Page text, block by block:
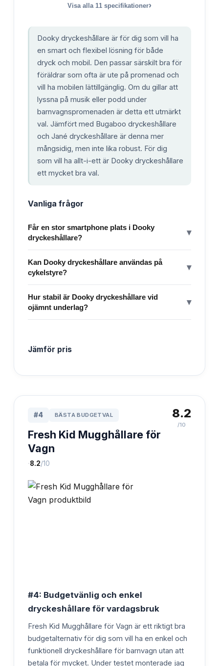
Visa alla 11 specifikationer›
Dooky dryckeshållare är för dig som vill ha
en smart och flexibel lösning för både
dryck och mobil. Den passar särskilt bra för
föräldrar som ofta är ute på promenad och
vill ha mobilen lättillgänglig. Om du gillar att
lyssna på musik eller podd under
barnvagnspromenaden är detta ett utmärkt
val. Jämfört med Bugaboo dryckeshållare
och Jané dryckeshållare är denna mer
mångsidig, men inte lika robust. För dig
som vill ha allt-i-ett är Dooky dryckeshållare
ett mycket bra val.
Vanliga frågor
Får en stor smartphone plats i Dooky
dryckeshållare?
▾
Kan Dooky dryckeshållare användas på
cykelstyre?
▾
Hur stabil är Dooky dryckeshållare vid
ojämnt underlag?
▾
Jämför pris
#4 BÄSTA BUDGETVAL
Fresh Kid Mugghållare för
Vagn
·8.2/10
8.2
/10
#4: Budgetvänlig och enkel
dryckeshållare för vardagsbruk
Fresh Kid Mugghållare för Vagn är ett riktigt bra
budgetalternativ för dig som vill ha en enkel och
funktionell dryckeshållare för barnvagn utan att
betala för mycket. Under testet monterade jag